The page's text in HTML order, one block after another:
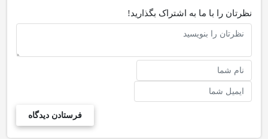
نظرتان را با ما به اشتراک بگذارید!